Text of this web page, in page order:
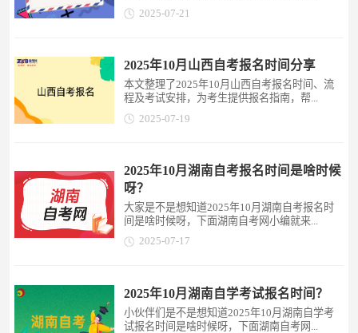
2025-07-21
2025年10月山西自考报名时间分享
本文整理了2025年10月山西自考报名时间、流
程及考试安排，为考生提供报名指南，帮...
2025-07-19
2025年10月湖南自考报名时间是啥时候
呀？
大家是不是想知道2025年10月湖南自考报名时
间是啥时候呀，下面湖南自考网小编就来...
2025-07-17
2025年10月湖南自学考试报名时间？
小伙伴们是不是想知道2025年10月湖南自学考
试报名时间是啥时候呀，下面湖南自考网...